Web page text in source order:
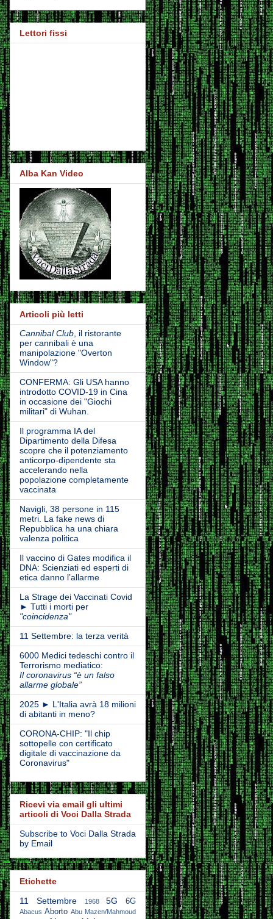
Lettori fissi
Alba Kan Video
Articoli più letti
Cannibal Club , il ristorante
per cannibali è una
manipolazione "Overton
Window"?
CONFERMA: Gli USA hanno
introdotto COVID-19 in Cina
in occasione dei "Giochi
militari" di Wuhan.
Il programma IA del
Dipartimento della Difesa
scopre che il potenziamento
anticorpo-dipendente sta
accelerando nella
popolazione completamente
vaccinata
Navigli, 38 persone in 115
metri. La fake news di
Repubblica ha una chiara
valenza politica
Il vaccino di Gates modifica il
DNA: Scienziati ed esperti di
etica danno l’allarme
La Strage dei Vaccinati Covid
► Tutti i morti per
"coincidenza"
11 Settembre: la terza verità
6000 Medici tedeschi contro il
Terrorismo mediatico:
Il coronavirus “è un falso
allarme globale”
2025 ► L'Italia avrà 18 milioni
di abitanti in meno?
CORONA-CHIP: "Il chip
sottopelle con certificato
digitale di vaccinazione da
Coronavirus"
Ricevi via email gli ultimi
articoli di Voci Dalla Strada
Subscribe to Voci Dalla Strada
by Email
Etichette
11 Settembre
1968 5G 6G
Abacus Aborto Abu Mazen/Mahmoud